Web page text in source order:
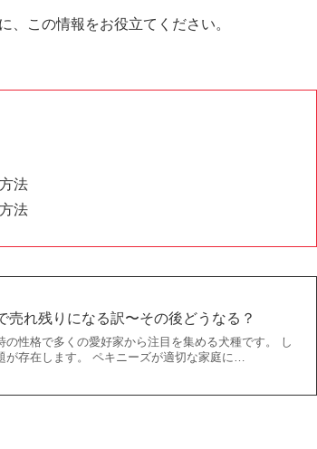
、この情報をお役立てください。
法
法
売れ残りになる訳〜その後どうなる？
性格で多くの愛好家から注目を集める犬種です。 し
存在します。 ペキニーズが適切な家庭に…